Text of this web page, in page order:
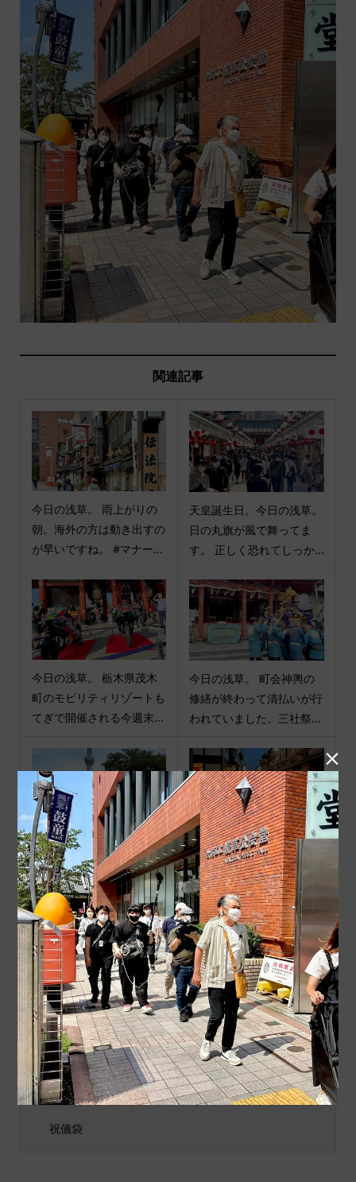
関連記事
今日の浅草。 雨上がりの
朝。海外の方は動き出すの
が早いですね。 #マナー...
天皇誕生日。今日の浅草。
日の丸旗が風で舞ってま
す。 正しく恐れてしっか...
今日の浅草。 栃木県茂木
町のモビリティリゾートも
てぎで開催される今週末...
今日の浅草。 町会神輿の
修繕が終わって清払いが行
われていました。三社祭...
お知らせ。 今週末の土曜
日 令和7年4月19日は、
隅田公園で、#浅草 #流...
今日の浅草。 たいしたこ
とない雨で夕方までみんな
楽しそうでした。 #マナ...
商品カテゴリ
商品ジャンル
ポチ袋
和小物
祝儀袋
